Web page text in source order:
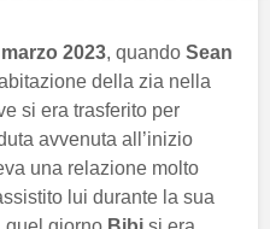
2023, quando Sean
della zia nella
si era trasferito per
avvenuta all’inizio
una relazione molto
lui durante la sua